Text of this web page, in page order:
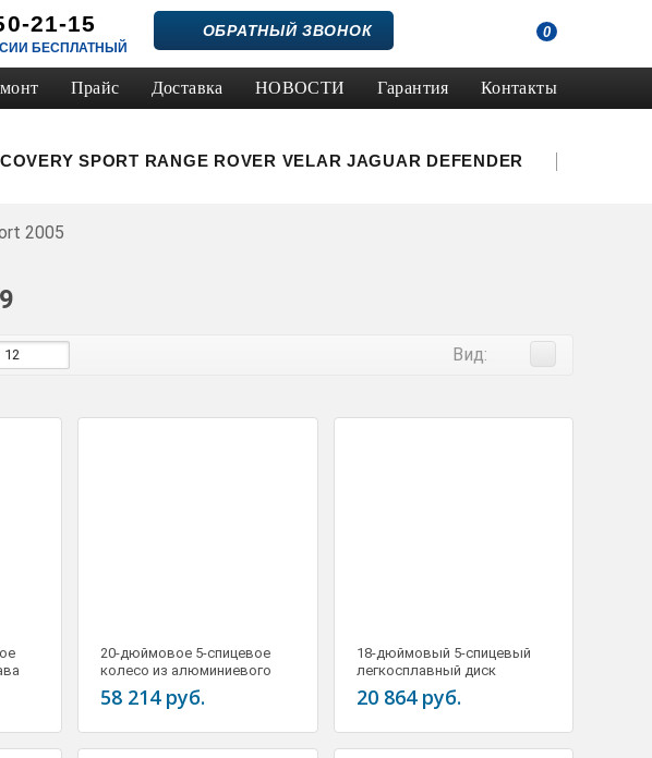
21-15
БЕСПЛАТНЫЙ
ОБРАТНЫЙ ЗВОНОК 0
Прайс Доставка НОВОСТИ Гарантия Контакты
SPORT RANGE ROVER VELAR JAGUAR DEFENDER
2005
12 Вид:
20-дюймовое 5-спицевое
колесо из алюминиевого
сплава 20" x 9,5J LR028938
58 214 руб.
18-дюймовый 5-спицевый
легкосплавный диск
RRC500261MNH
20 864 руб.